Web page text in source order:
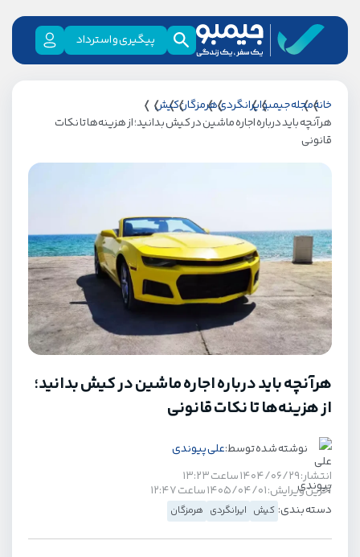
پیگیری و استرداد
خانهمجله جیمبوایرانگردیهرمزگانکیش
هرآنچه باید درباره اجاره ماشین در کیش بدانید؛ از هزینه‌ها تا نکات
قانونی
هرآنچه باید درباره اجاره ماشین در کیش بدانید؛
از هزینه‌ها تا نکات قانونی
نوشته شده توسط:علی پیوندی
انتشار: ۱۴۰۴/۰۶/۲۹ ساعت ۱۳:۲۳
آخرین ویرایش: ۱۴۰۵/۰۴/۰۱ ساعت ۱۲:۴۷
دسته بندی: کیش ایرانگردی هرمزگان